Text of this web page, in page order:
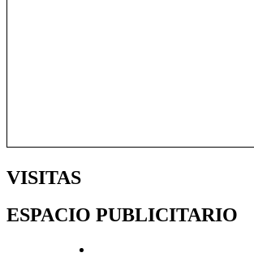
VISITAS
ESPACIO PUBLICITARIO